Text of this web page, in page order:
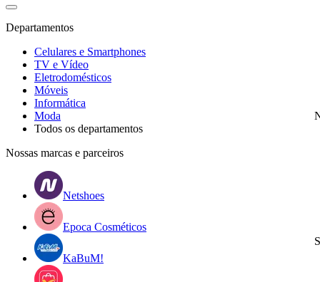
Departamentos
Celulares e Smartphones
TV e Vídeo
Eletrodomésticos
Móveis
Informática
Moda
Todos os departamentos
Nossas marcas e parceiros
Netshoes
Epoca Cosméticos
KaBuM!